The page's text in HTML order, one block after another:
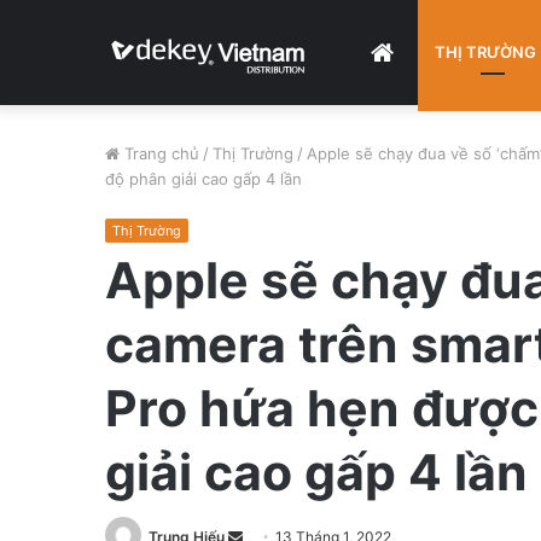
HOMETHỊ TRƯỜNG
Trang chủ / Thị Trường / Apple sẽ chạy đua về số
độ phân giải cao gấp 4 lần
Thị Trường
Apple sẽ chạy
camera trên
Pro hứa hẹn
giải cao gấp 4 lần
Trung Hiếu 13 Tháng 1, 2022